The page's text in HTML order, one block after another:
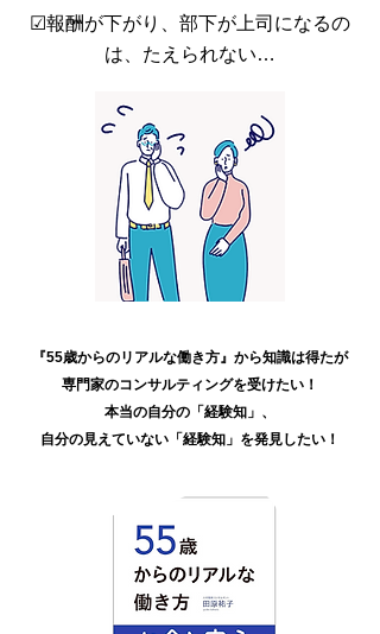
☑報酬が下がり、部下が上司になるの
は、たえられない…
『55歳からのリアルな働き方』から知識は得たが
専門家のコンサルティングを受けたい！
本当の自分の「経験知」、
自分の見えていない「経験知」を発見したい！